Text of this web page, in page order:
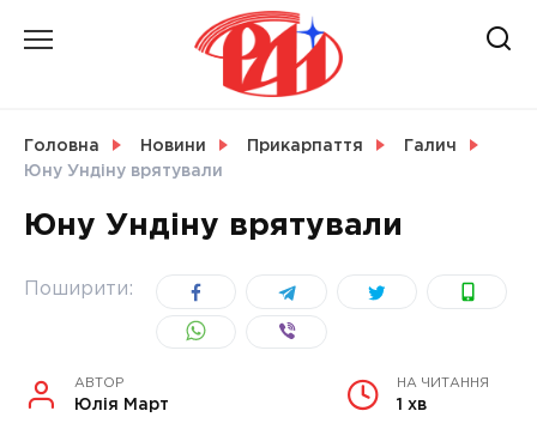
УКРАЇНА
Головна Новини Прикарпаття
Галич
Юну Ундіну врятували
Юну Ундіну врятували
Поширити:
АВТОР
Юлія Март
НА ЧИТАННЯ
1 хв